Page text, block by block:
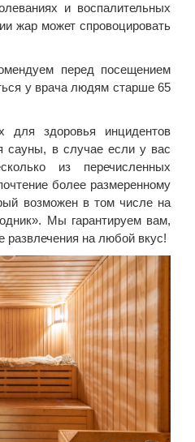
и воспалительных
жар может спровоцировать
перед посещением
у врача людям старше 65
для здоровья инцидентов
сауны, в случае если у вас
из перечисленных
более размеренному
возможен в том числе на
Мы гарантируем вам,
развлечения на любой вкус!